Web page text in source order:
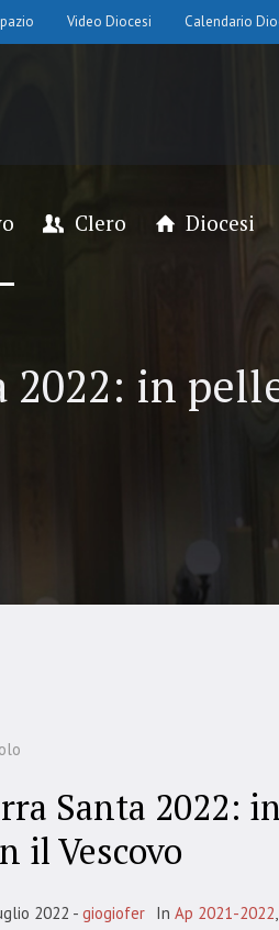
Video Diocesi Calendario
Clero Diocesi
2022: in
Santa 2022:
il Vescovo
2022 giogiofer In Ap 2021-2022,